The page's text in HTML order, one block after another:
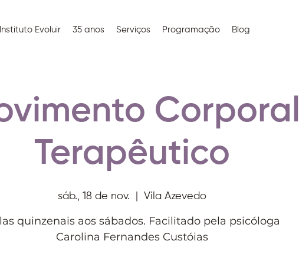
Evoluir 35 anos Serviços Programação Blog
Corporal
Terapêutico
sáb., 18 de nov. Vila Azevedo
quinzenais aos sábados. Facilitado pela psicóloga
Carolina Fernandes Custóias